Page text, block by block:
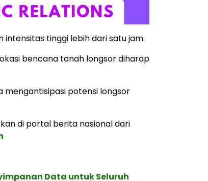
intensitas tinggi lebih dari satu jam.
bencana tanah longsor diharap
mengantisipasi potensi longsor
di portal berita nasional dari
Data untuk Seluruh